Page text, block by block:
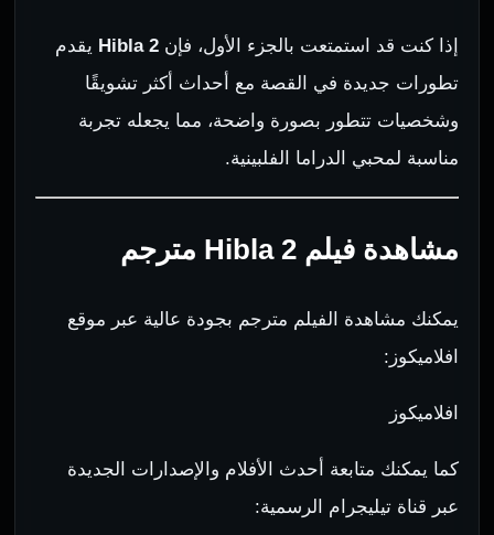
إذا كنت قد استمتعت بالجزء الأول، فإنHibla 2 يقدم
تطورات جديدة في القصة مع أحداث أكثر تشويقًا
وشخصيات تتطور بصورة واضحة، مما يجعله تجربة
مناسبة لمحبي الدراما الفلبينية.
مشاهدة فيلم Hibla 2 مترجم
يمكنك مشاهدة الفيلم مترجم بجودة عالية عبر موقع
افلاميكوز:
افلاميكوز
كما يمكنك متابعة أحدث الأفلام والإصدارات الجديدة
عبر قناة تيليجرام الرسمية: